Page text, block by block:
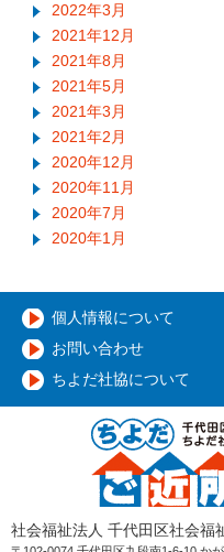
2022年3月
2021年12月
2021年8月
2021年5月
2021年3月
2021年2月
2020年12月
2020年11月
2020年7月
2020年1月
個人情報について
お問い合わせ
ちよだ社協について
社会福祉法人 千代田区社会福